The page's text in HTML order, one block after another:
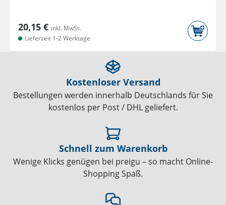
20,15 € inkl. MwSt.
Lieferzeit 1-2 Werktage
Kostenloser Versand
Bestellungen werden innerhalb Deutschlands für Sie
kostenlos per Post / DHL geliefert.
Schnell zum Warenkorb
Wenige Klicks genügen bei preigu – so macht Online-
Shopping Spaß.